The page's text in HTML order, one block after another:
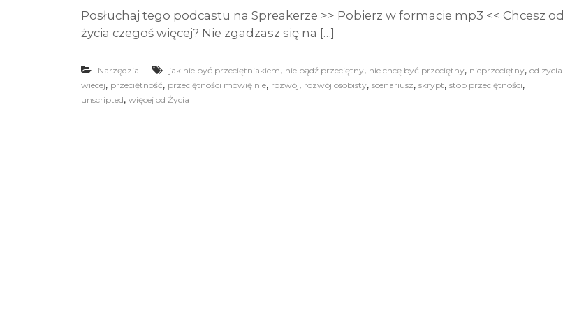
Posłuchaj tego podcastu na Spreakerze >> Pobierz w formacie mp3 << Chcesz od
życia czegoś więcej? Nie zgadzasz się na […]
Narzędzia jak nie być przeciętniakiem, nie bądź przeciętny, nie chcę być przeciętny, nieprzeciętny, od zycia
wiecej, przeciętność, przeciętności mówię nie, rozwój, rozwój osobisty, scenariusz, skrypt, stop przeciętności,
unscripted, więcej od Życia